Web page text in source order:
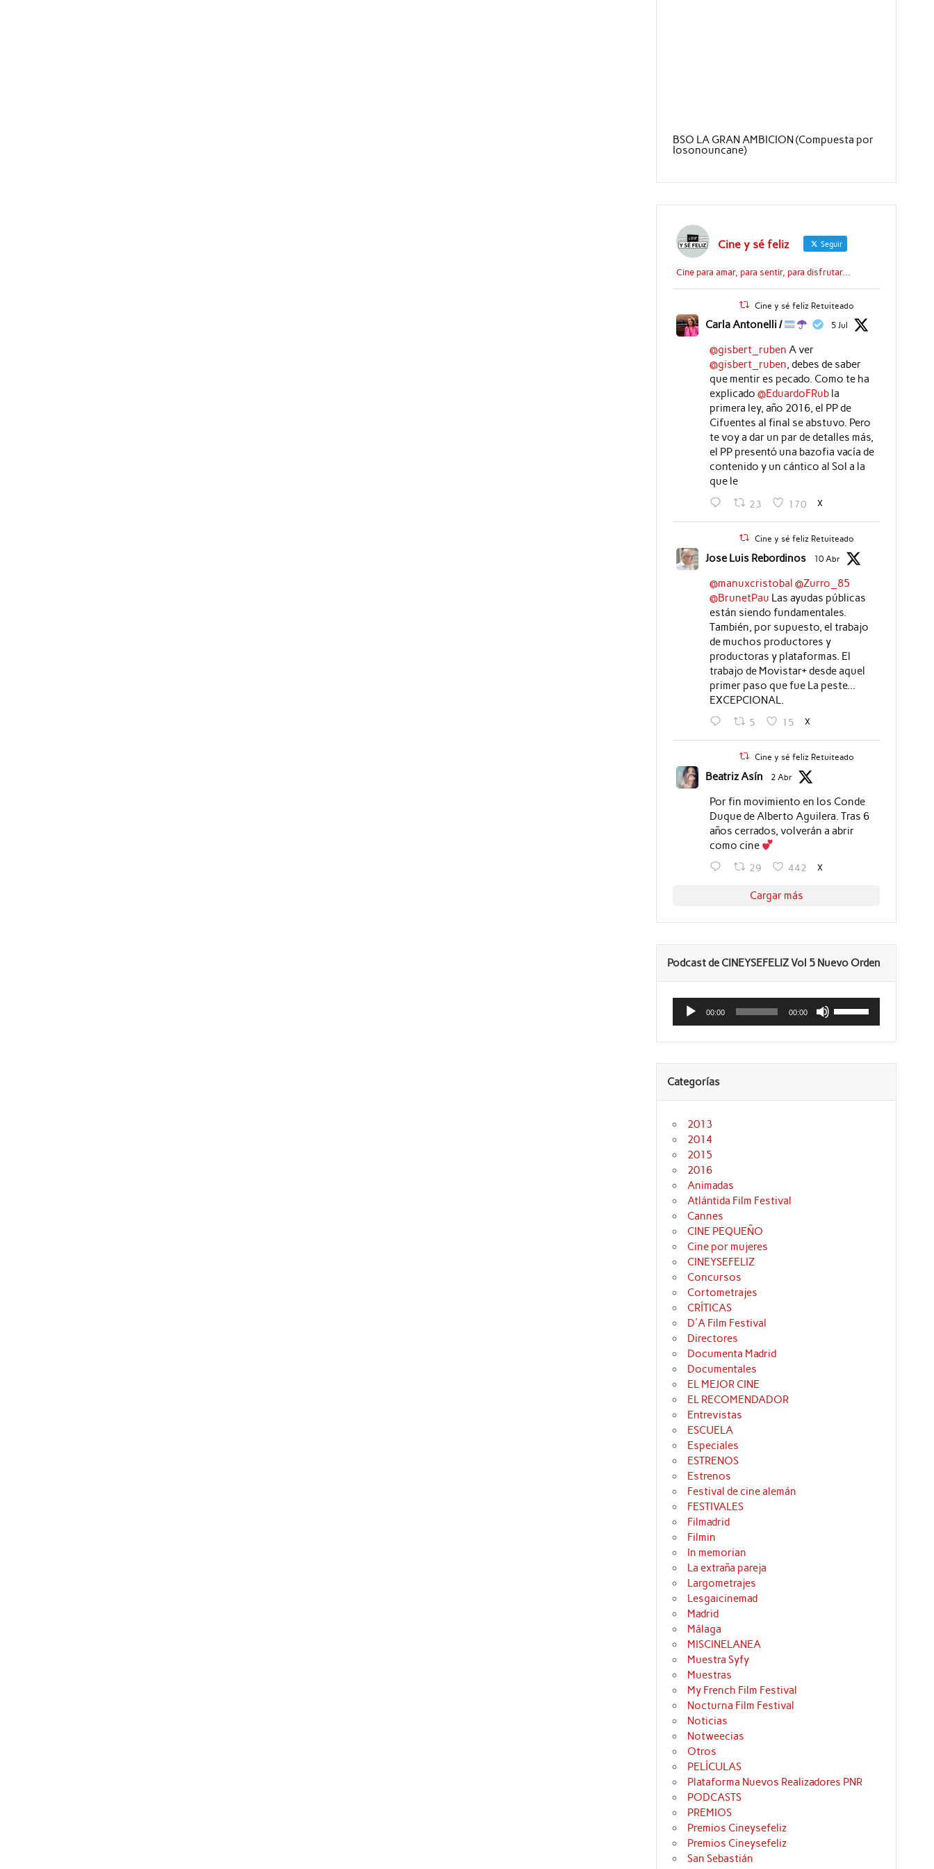
BSO LA GRAN AMBICION (Compuesta por
Iosonouncane)
Cine y sé feliz Seguir
Cine para amar, para sentir, para disfrutar...
Cine y sé feliz Retuiteado
Carla Antonelli / 5 Jul
@gisbert_ruben A ver
@gisbert_ruben, debes de saber
que mentir es pecado. Como te ha
explicado @EduardoFRubla
primera ley, año 2016, el PP de
Cifuentes al final se abstuvo. Pero
te voy a dar un par de detalles más,
el PP presentó una bazofia vacía de
contenido y un cántico al Sol a la
que le
23 170 X
Cine y sé feliz Retuiteado
Jose Luis Rebordinos 10 Abr
@manuxcristobal @Zurro_85
@BrunetPau Las ayudas públicas
están siendo fundamentales.
También, por supuesto, el trabajo
de muchos productores y
productoras y plataformas. El
trabajo de Movistar+ desde aquel
primer paso que fue La peste...
EXCEPCIONAL.
5 15 X
Cine y sé feliz Retuiteado
Beatriz Asín 2 Abr
Por fin movimiento en los Conde
Duque de Alberto Aguilera. Tras 6
años cerrados, volverán a abrir
como cine
29 442 X
Cargar más
Podcast de CINEYSEFELIZ Vol 5 Nuevo Orden
Reproductor
audio
00:00 00:00
las
teclas
flecha
para
Categorías
2013
2014
2015
2016
Animadas
Atlántida Film Festival
Cannes
CINE PEQUEÑO
Cine por mujeres
CINEYSEFELIZ
Concursos
Cortometrajes
CRÍTICAS
D'A Film Festival
Directores
Documenta Madrid
Documentales
EL MEJOR CINE
EL RECOMENDADOR
Entrevistas
ESCUELA
Especiales
ESTRENOS
Estrenos
Festival de cine alemán
FESTIVALES
Filmadrid
Filmin
In memorian
La extraña pareja
Largometrajes
Lesgaicinemad
Madrid
Málaga
MISCINELANEA
Muestra Syfy
Muestras
My French Film Festival
Nocturna Film Festival
Noticias
Notweecias
Otros
PELÍCULAS
Plataforma Nuevos Realizadores PNR
PODCASTS
PREMIOS
Premios Cineysefeliz
Premios Cineysefeliz
San Sebastián